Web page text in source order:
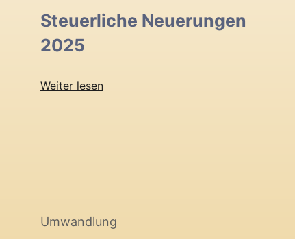
Steuerliche Neuerungen
2025
Weiter lesen
Umwandlung